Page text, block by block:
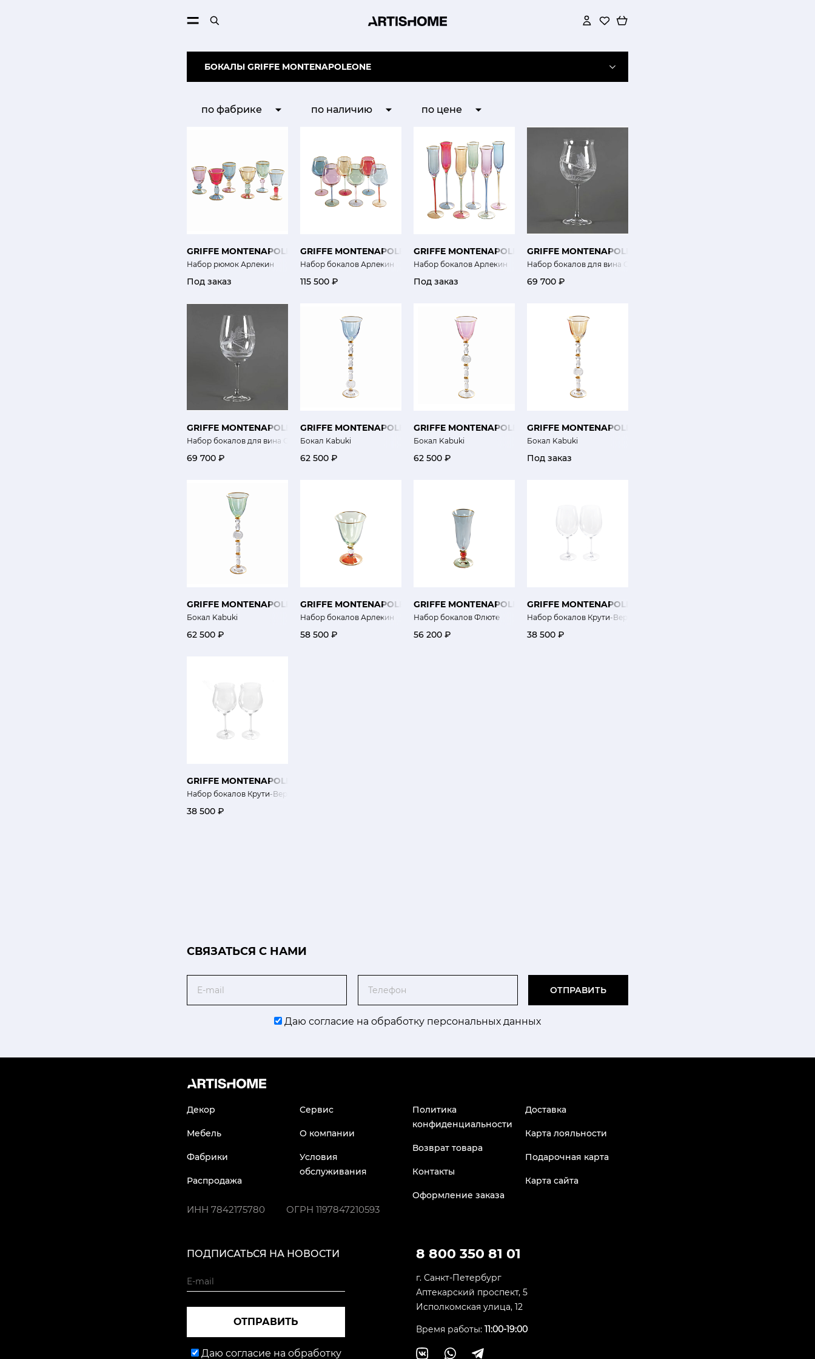
БОКАЛЫ GRIFFE MONTENAPOLEONE
по фабрике по наличию по цене
GRIFFE MONTENAPOLEONE
Набор рюмок Арлекин
Под заказ
GRIFFE MONTENAPOLEONE
Набор бокалов Арлекин
115 500 ₽
GRIFFE MONTENAPOLEONE
Набор бокалов Арлекин
Под заказ
GRIFFE MONTENAPOLEONE
Набор бокалов для вина Стрекозы
69 700 ₽
GRIFFE MONTENAPOLEONE
Набор бокалов для вина Стрекозы
69 700 ₽
GRIFFE MONTENAPOLEONE
Бокал Kabuki
62 500 ₽
GRIFFE MONTENAPOLEONE
Бокал Kabuki
62 500 ₽
GRIFFE MONTENAPOLEONE
Бокал Kabuki
Под заказ
GRIFFE MONTENAPOLEONE
Бокал Kabuki
62 500 ₽
GRIFFE MONTENAPOLEONE
Набор бокалов Арлекин
58 500 ₽
GRIFFE MONTENAPOLEONE
Набор бокалов Флюте
56 200 ₽
GRIFFE MONTENAPOLEONE
Набор бокалов Крути-Верти
38 500 ₽
GRIFFE MONTENAPOLEONE
Набор бокалов Крути-Верти
38 500 ₽
CВЯЗАТЬСЯ С НАМИ
ОТПРАВИТЬ
Даю согласие на обработку персональных данных
Декор
Мебель
Фабрики
Распродажа
Сервис
О компании
Условия
обслуживания
Политика
конфиденциальности
Возврат товара
Контакты
Оформление заказа
Доставка
Карта лояльности
Подарочная карта
Карта сайта
ИНН 7842175780 ОГРН 1197847210593
8 800 350 81 01
г. Санкт-Петербург
Аптекарский проспект, 5
Исполкомская улица, 12
Время работы: 11:00-19:00
ПОДПИСАТЬСЯ НА НОВОСТИ
ОТПРАВИТЬ
Даю согласие на обработку